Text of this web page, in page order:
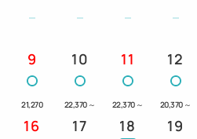
ウェルカムドリンクとしてご
・レストラン（2F / 6:30～
北海道産の食材をふんだん
に富んだ朝食ブッフェメニ
す。
・ショップ（1F / 8:00～20:00
9
21,270
10
22,370 ～
11
22,370 ～
12
20,370 ～
16 17 18 19